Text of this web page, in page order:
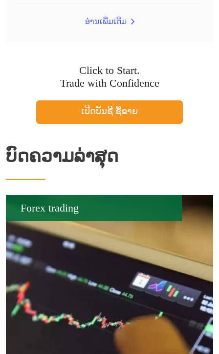
ອ່ານເພີ່ມເຕີມ
Click to Start.
Trade with Confidence
ເປີດບັນຊີ ຊື້ຂາຍ
ບົດຄວາມລ່າສຸດ
Forex trading